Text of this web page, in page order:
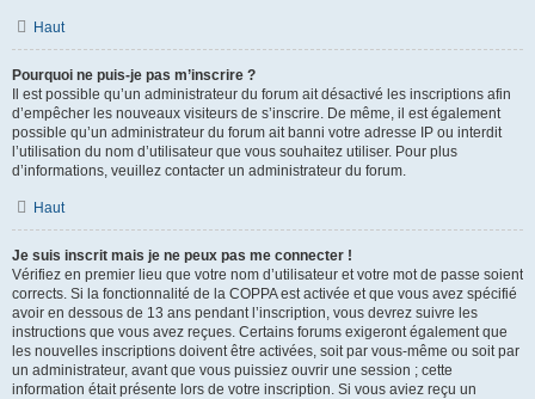
Haut
Pourquoi ne puis-je pas m’inscrire ?
Il est possible qu’un administrateur du forum ait désactivé les inscriptions afin
d’empêcher les nouveaux visiteurs de s’inscrire. De même, il est également
possible qu’un administrateur du forum ait banni votre adresse IP ou interdit
l’utilisation du nom d’utilisateur que vous souhaitez utiliser. Pour plus
d’informations, veuillez contacter un administrateur du forum.
Haut
Je suis inscrit mais je ne peux pas me connecter !
Vérifiez en premier lieu que votre nom d’utilisateur et votre mot de passe soient
corrects. Si la fonctionnalité de la COPPA est activée et que vous avez spécifié
avoir en dessous de 13 ans pendant l’inscription, vous devrez suivre les
instructions que vous avez reçues. Certains forums exigeront également que
les nouvelles inscriptions doivent être activées, soit par vous-même ou soit par
un administrateur, avant que vous puissiez ouvrir une session ; cette
information était présente lors de votre inscription. Si vous aviez reçu un